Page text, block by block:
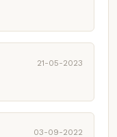
21-05-2023
03-09-2022